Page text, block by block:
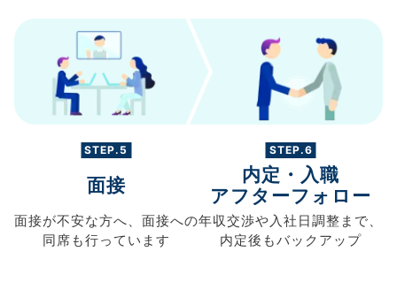
STEP.5
面接
面接が不安な方へ、 面接への
同席も行っています
STEP.6
内定・入職
アフターフォロー
年収交渉や入社日調整まで、
内定後もバックアップ